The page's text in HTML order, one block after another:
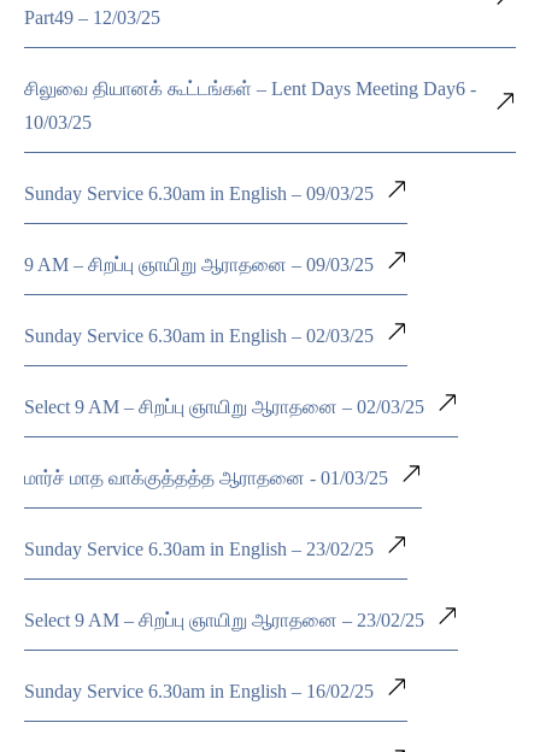
Part49 – 12/03/25
சிலுவை தியானக் கூட்டங்கள் – Lent Days Meeting Day6 -
10/03/25
Sunday Service 6.30am in English – 09/03/25
9 AM – சிறப்பு ஞாயிறு ஆராதனை – 09/03/25
Sunday Service 6.30am in English – 02/03/25
Select 9 AM – சிறப்பு ஞாயிறு ஆராதனை – 02/03/25
மார்ச் மாத வாக்குத்தத்த ஆராதனை - 01/03/25
Sunday Service 6.30am in English – 23/02/25
Select 9 AM – சிறப்பு ஞாயிறு ஆராதனை – 23/02/25
Sunday Service 6.30am in English – 16/02/25